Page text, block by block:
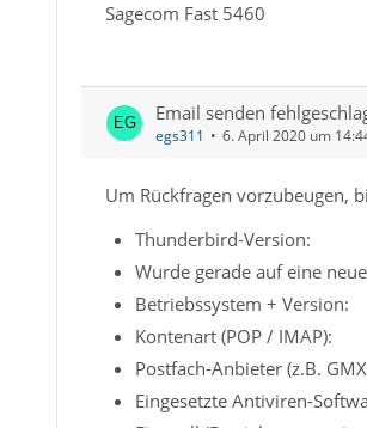
Sagecom Fast 5460
Email senden
egs311 6. April 2020 um
Um Rückfragen vorzubeugen,
Thunderbird-Version:
Wurde gerade auf eine
Betriebssystem + Version:
Kontenart (POP / IMAP):
Postfach-Anbieter (z.B.
Eingesetzte Antiviren-